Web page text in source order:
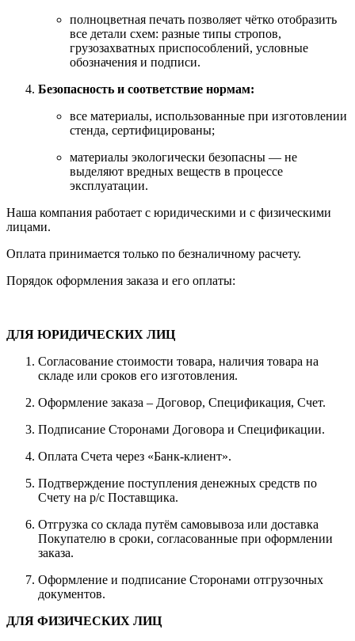
полноцветная печать позволяет чётко отобразить
все детали схем: разные типы стропов,
грузозахватных приспособлений, условные
обозначения и подписи.
Безопасность и соответствие нормам:
все материалы, использованные при изготовлении
стенда, сертифицированы;
материалы экологически безопасны — не
выделяют вредных веществ в процессе
эксплуатации.
Наша компания работает с юридическими и с физическими
лицами.
Оплата принимается только по безналичному расчету.
Порядок оформления заказа и его оплаты:
ДЛЯ ЮРИДИЧЕСКИХ ЛИЦ
Согласование стоимости товара, наличия товара на
складе или сроков его изготовления.
Оформление заказа – Договор, Спецификация, Счет.
Подписание Сторонами Договора и Спецификации.
Оплата Счета через «Банк-клиент».
Подтверждение поступления денежных средств по
Счету на р/с Поставщика.
Отгрузка со склада путём самовывоза или доставка
Покупателю в сроки, согласованные при оформлении
заказа.
Оформление и подписание Сторонами отгрузочных
документов.
ДЛЯ ФИЗИЧЕСКИХ ЛИЦ